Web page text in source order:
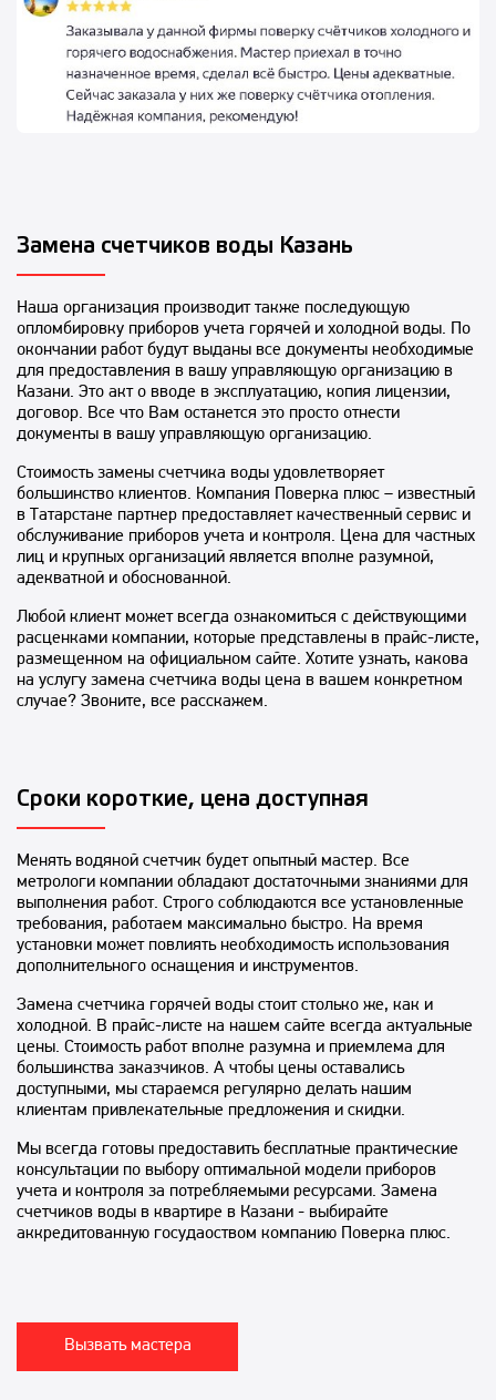
Замена счетчиков воды Казань
Наша организация производит также последующую
опломбировку приборов учета горячей и холодной воды. По
окончании работ будут выданы все документы необходимые
для предоставления в вашу управляющую организацию в
Казани. Это акт о вводе в эксплуатацию, копия лицензии,
договор. Все что Вам останется это просто отнести
документы в вашу управляющую организацию.
Стоимость замены счетчика воды удовлетворяет
большинство клиентов. Компания Поверка плюс – известный
в Татарстане партнер предоставляет качественный сервис и
обслуживание приборов учета и контроля. Цена для частных
лиц и крупных организаций является вполне разумной,
адекватной и обоснованной.
Любой клиент может всегда ознакомиться с действующими
расценками компании, которые представлены в прайс-листе,
размещенном на официальном сайте. Хотите узнать, какова
на услугу замена счетчика воды цена в вашем конкретном
случае? Звоните, все расскажем.
Сроки короткие, цена доступная
Менять водяной счетчик будет опытный мастер. Все
метрологи компании обладают достаточными знаниями для
выполнения работ. Строго соблюдаются все установленные
требования, работаем максимально быстро. На время
установки может повлиять необходимость использования
дополнительного оснащения и инструментов.
Замена счетчика горячей воды стоит столько же, как и
холодной. В прайс-листе на нашем сайте всегда актуальные
цены. Стоимость работ вполне разумна и приемлема для
большинства заказчиков. А чтобы цены оставались
доступными, мы стараемся регулярно делать нашим
клиентам привлекательные предложения и скидки.
Мы всегда готовы предоставить бесплатные практические
консультации по выбору оптимальной модели приборов
учета и контроля за потребляемыми ресурсами. Замена
счетчиков воды в квартире в Казани - выбирайте
аккредитованную госудаоством компанию Поверка плюс.
Вызвать мастера